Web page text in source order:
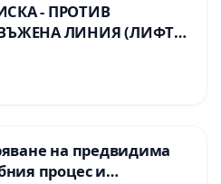
- ПРОТИВ
ЛИНИЯ (ЛИФТ)
ПРИРОДНА
НА
на предвидима
процес и